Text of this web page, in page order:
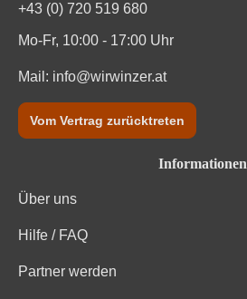
+43 (0) 720 519 680
Mo-Fr, 10:00 - 17:00 Uhr
Mail: info@wirwinzer.at
Vom Vertrag zurücktreten
Informationen
Über uns
Hilfe / FAQ
Partner werden